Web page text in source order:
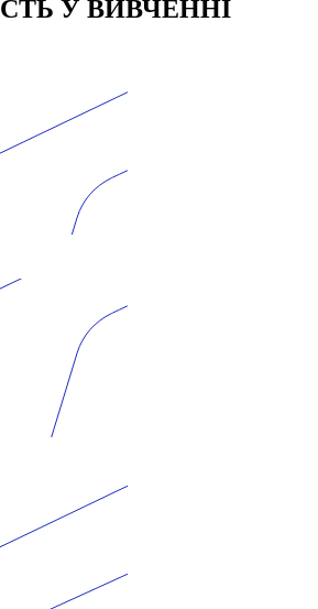
У ВИВЧЕННІ